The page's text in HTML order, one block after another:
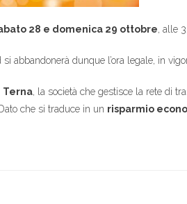
28 e domenica 29 ottobre , alle
si abbandonerà dunque l’ora legale, in
Terna , la società che gestisce la rete di
che si traduce in un risparmio